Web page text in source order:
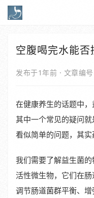
空腹喝完水能否
发布于1年前 · 文章编
在健康养生的话题中，
其中一个常见的疑问
看似简单的问题，其实
我们需要了解益生菌
活性微生物，它们在
调节肠道菌群平衡、